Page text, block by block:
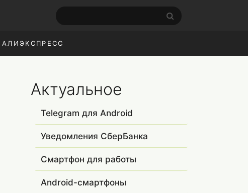
АЛИЭКСПРЕСС
Актуальное
Telegram для Android
Уведомления СберБанка
Смартфон для работы
Android-смартфоны